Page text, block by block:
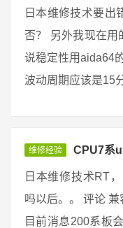
日本维修技术要出
否？ 另外我现在用
说稳定性用aida64
波动周期应该是15
维修经验 CPU7系u
日本维修技术RT
吗以后。。 评论 兼
目前消息200系板